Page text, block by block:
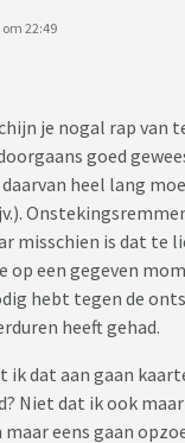
om 22:49
je nogal rap van
goed
heel lang
misschien is dat te
op een gegeven
hebt tegen de
heeft gehad.
ik dat aan gaan
Niet dat ik ook
eens gaan